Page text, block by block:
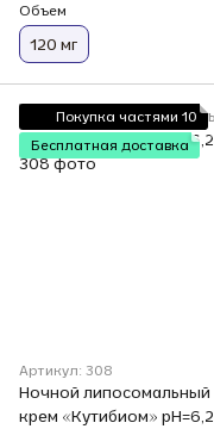
Объем
120 мг
Покупка частями 10
Бесплатная доставка
Артикул: 308
Ночной липосомальный
крем «Кутибиом» рН=6,2